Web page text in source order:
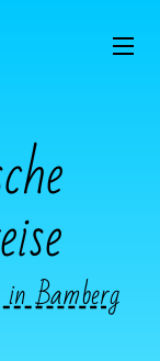
Bamberg